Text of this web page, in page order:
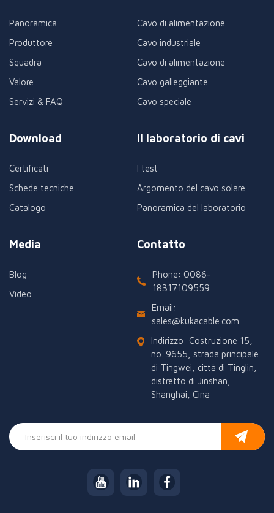
Panoramica
Produttore
Squadra
Valore
Servizi & FAQ
Cavo di alimentazione
Cavo industriale
Cavo di alimentazione
Cavo galleggiante
Cavo speciale
Download
Certificati
Schede tecniche
Catalogo
Il laboratorio di cavi
I test
Argomento del cavo solare
Panoramica del laboratorio
Media
Blog
Video
Contatto
Phone: 0086-
18317109559
Email:
sales@kukacable.com
Indirizzo: Costruzione 15,
no. 9655, strada principale
di Tingwei, città di Tinglin,
distretto di Jinshan,
Shanghai, Cina